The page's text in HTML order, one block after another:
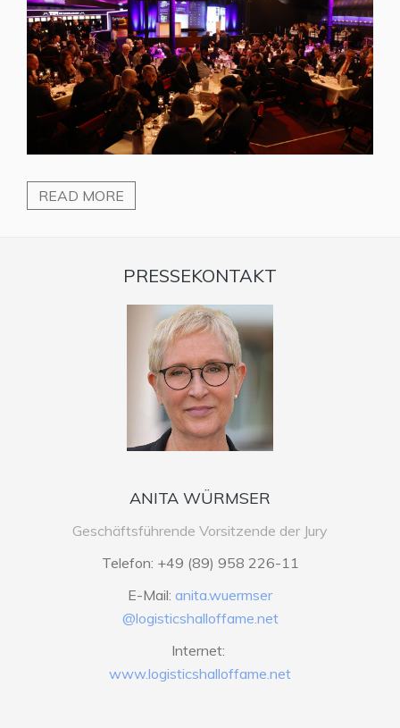
READ MORE
PRESSEKONTAKT
ANITA WÜRMSER
Geschäftsführende Vorsitzende der Jury
Telefon: +49 (89) 958 226-11
E-Mail: anita.wuermser
@logisticshalloffame.net
Internet:
www.logisticshalloffame.net